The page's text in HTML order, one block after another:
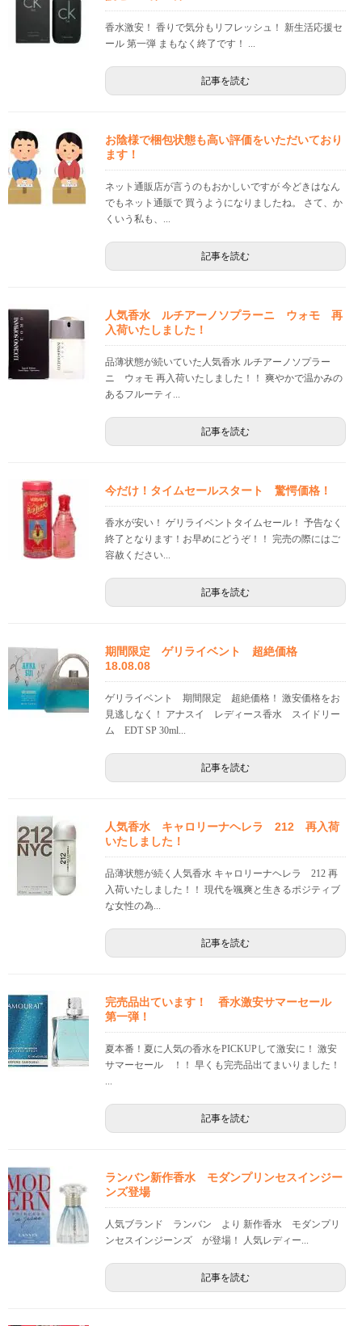
香水激安！ 香りで気分もリフレッシュ！ 新生活応援セ
ール 第一弾 まもなく終了です！ ...
記事を読む
お陰様で梱包状態も高い評価をいただいており
ます！
ネット通販店が言うのもおかしいですが 今どきはなん
でもネット通販で 買うようになりましたね。 さて、か
くいう私も、...
記事を読む
人気香水 ルチアーノソプラーニ ウォモ 再
入荷いたしました！
品薄状態が続いていた人気香水 ルチアーノソプラー
ニ ウォモ 再入荷いたしました！！ 爽やかで温かみの
あるフルーティ...
記事を読む
今だけ！タイムセールスタート 驚愕価格！
香水が安い！ ゲリライベントタイムセール！ 予告なく
終了となります！お早めにどうぞ！！ 完売の際にはご
容赦ください...
記事を読む
期間限定 ゲリライベント 超絶価格
18.08.08
ゲリライベント 期間限定 超絶価格！ 激安価格をお
見逃しなく！ アナスイ レディース香水 スイドリー
ム EDT SP 30ml...
記事を読む
人気香水 キャロリーナヘレラ 212 再入荷
いたしました！
品薄状態が続く人気香水 キャロリーナヘレラ 212 再
入荷いたしました！！ 現代を颯爽と生きるポジティブ
な女性の為...
記事を読む
完売品出ています！ 香水激安サマーセール
第一弾！
夏本番！夏に人気の香水をPICKUPして激安に！ 激安
サマーセール ！！ 早くも完売品出てまいりました！
...
記事を読む
ランバン新作香水 モダンプリンセスインジー
ンズ登場
人気ブランド ランバン より 新作香水 モダンプリ
ンセスインジーンズ が登場！ 人気レディー...
記事を読む